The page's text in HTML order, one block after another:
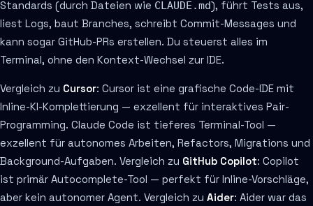
Standards (durch Dateien wie CLAUDE.md), führt Tests aus,
liest Logs, baut Branches, schreibt Commit-Messages und
kann sogar GitHub-PRs erstellen. Du steuerst alles im
Terminal, ohne den Kontext-Wechsel zur IDE.
Vergleich zu Cursor: Cursor ist eine grafische Code-IDE mit
Inline-KI-Komplettierung — exzellent für interaktives Pair-
Programming. Claude Code ist tieferes Terminal-Tool —
exzellent für autonomes Arbeiten, Refactors, Migrations und
Background-Aufgaben. Vergleich zu GitHub Copilot: Copilot
ist primär Autocomplete-Tool — perfekt für Inline-Vorschläge,
aber kein autonomer Agent. Vergleich zu Aider: Aider war das